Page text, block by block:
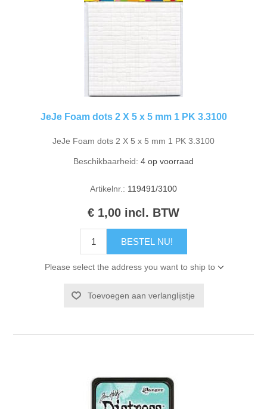
JeJe Foam dots 2 X 5 x 5 mm 1 PK 3.3100
JeJe Foam dots 2 X 5 x 5 mm 1 PK 3.3100
Beschikbaarheid: 4 op voorraad
Artikelnr.: 119491/3100
€ 1,00 incl. BTW
BESTEL NU!
Please select the address you want to ship to
Toevoegen aan verlanglijstje